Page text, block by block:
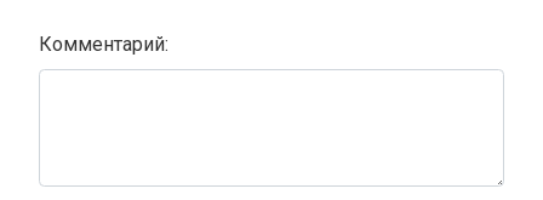
Комментарий: